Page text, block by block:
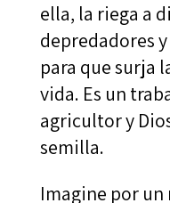
ella, la riega a
depredadores
para que surja
vida. Es un
agricultor y
semilla.
Imagine por